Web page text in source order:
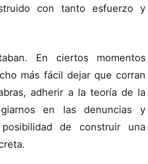
con tanto esfuerzo y
En ciertos momentos
más fácil dejar que corran
adherir a la teoría de la
en las denuncias y
de construir una